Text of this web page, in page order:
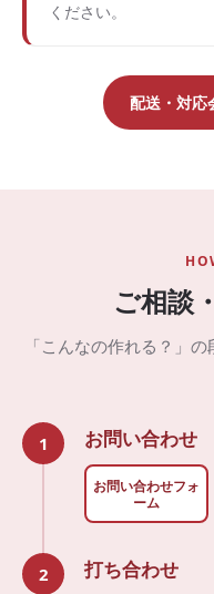
ください。
配送・対応
ご相談
「こんなの作れる？」
1 お問い合わせ
お問い合わせフォ
ーム
2 打ち合わせ